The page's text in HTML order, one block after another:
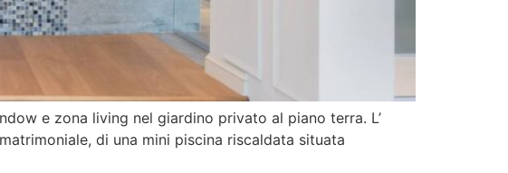
e zona living nel giardino privato al piano terra. L’
di una mini piscina riscaldata situata